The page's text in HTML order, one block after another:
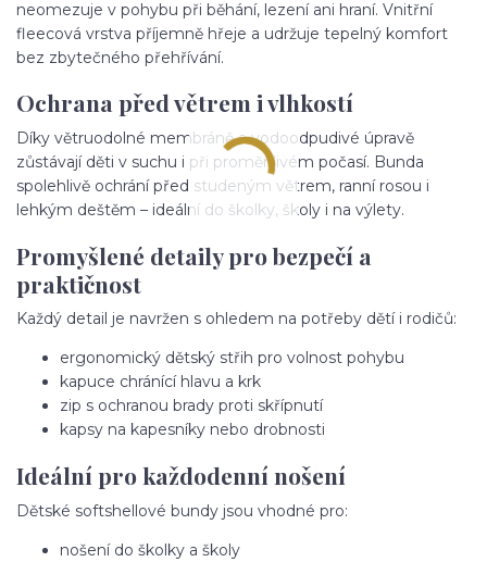
neomezuje v pohybu při běhání, lezení ani hraní. Vnitřní
fleecová vrstva příjemně hřeje a udržuje tepelný komfort
bez zbytečného přehřívání.
Ochrana před větrem i vlhkostí
Díky větruodolné membráně a vodoodpudivé úpravě
zůstávají děti v suchu i při proměnlivém počasí. Bunda
spolehlivě ochrání před studeným větrem, ranní rosou i
lehkým deštěm – ideální do školky, školy i na výlety.
Promyšlené detaily pro bezpečí a
praktičnost
Každý detail je navržen s ohledem na potřeby dětí i rodičů:
ergonomický dětský střih pro volnost pohybu
kapuce chránící hlavu a krk
zip s ochranou brady proti skřípnutí
kapsy na kapesníky nebo drobnosti
Ideální pro každodenní nošení
Dětské softshellové bundy jsou vhodné pro:
nošení do školky a školy